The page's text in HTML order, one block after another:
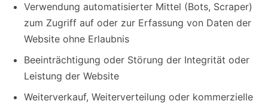
Verwendung automatisierter Mittel (Bots, Scraper)
zum Zugriff auf oder zur Erfassung von Daten der
Website ohne Erlaubnis
Beeinträchtigung oder Störung der Integrität oder
Leistung der Website
Weiterverkauf, Weiterverteilung oder kommerzielle